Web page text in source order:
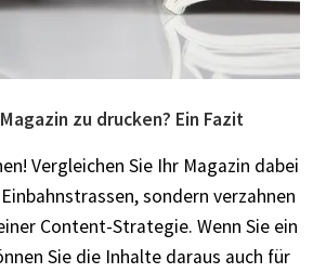
zu drucken? Ein Fazit
Vergleichen Sie Ihr Magazin dabei
sondern verzahnen
Content-Strategie. Wenn Sie ein
Sie die Inhalte daraus auch für